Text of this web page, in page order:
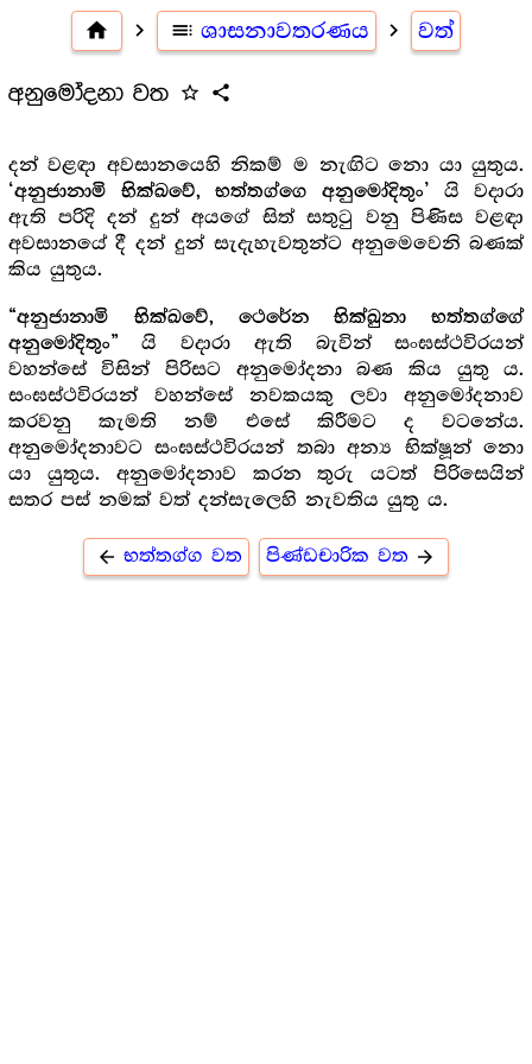
home navigate_next toc ශාසනාවතරණය navigate_next වත්
අනුමෝදනා වත star_outline share
දන් වළඳා අවසානයෙහි නිකම් ම නැඟිට නො යා යුතුය.
‘අනුජානාමි භික්ඛවේ, භත්තග්ගෙ අනුමෝදිතුං’ යි වදාරා
ඇති පරිදි දන් දුන් අයගේ සිත් සතුටු වනු පිණිස වළඳා
අවසානයේ දී දන් දුන් සැදැහැවතුන්ට අනුමෙවෙනි බණක්
කිය යුතුය.
“අනුජානාමි භික්ඛවේ, ථෙරේන භික්ඛුනා භත්තග්ගේ
අනුමෝදිතුං”යි වදාරා ඇති බැවින් සංඝස්ථවිරයන්
වහන්සේ විසින් පිරිසට අනුමෝදනා බණ කිය යුතු ය.
සංඝස්ථවිරයන් වහන්සේ නවකයකු ලවා අනුමෝදනාව
කරවනු කැමති නම් එසේ කිරීමට ද වටනේය.
අනුමෝදනාවට සංඝස්ථවිරයන් තබා අන්‍ය භික්ෂූන් නො
යා යුතුය. අනුමෝදනාව කරන තුරු යටත් පිරිසෙයින්
සතර පස් නමක් වත් දන්සැලෙහි නැවතිය යුතු ය.
arrow_back භත්තග්ග වත පිණ්ඩචාරික වත‍ arrow_forward